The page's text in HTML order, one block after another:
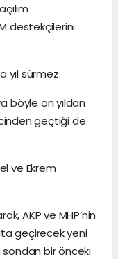
destekçilerini
yıl sürmez.
böyle on yıldan
geçtiği de
ve Ekrem
AKP ve MHP’nin
geçirecek yeni
sondan bir önceki